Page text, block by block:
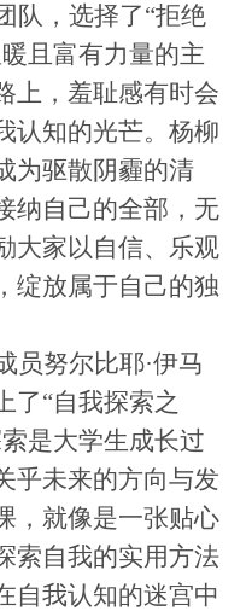
队，选择了“拒绝
且富有力量的主
上，羞耻感有时会
认知的光芒。杨柳
为驱散阴霾的清
纳自己的全部，无
大家以自信、乐观
绽放属于自己的独
员努尔比耶·伊马
了“自我探索之
是大学生成长过
乎未来的方向与发
，就像是一张贴心
索自我的实用方法
自我认知的迷宫中